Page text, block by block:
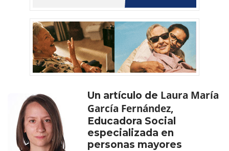
Un artículo de Laura María
García Fernández,
Educadora Social
especializada en
personas mayores